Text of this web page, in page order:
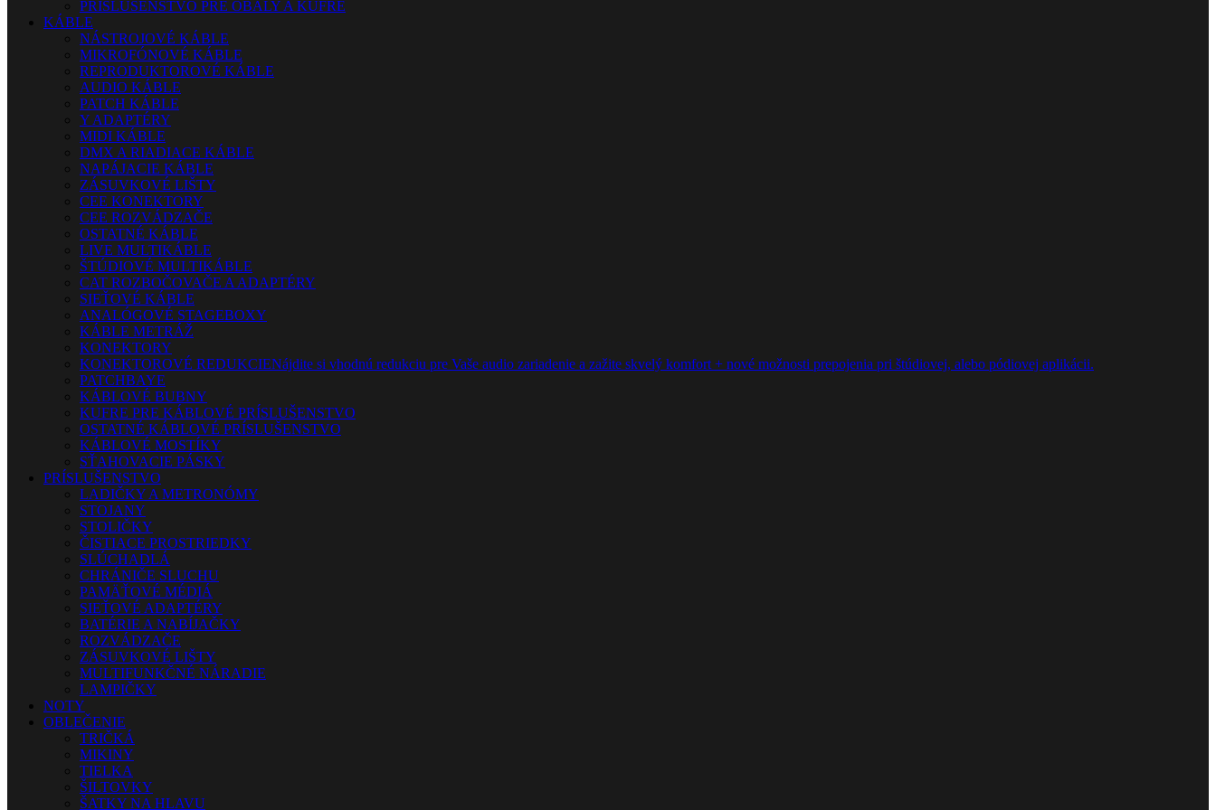
PRÍSLUŠENSTVO PRE OBALY A KUFRE
KÁBLE
NÁSTROJOVÉ KÁBLE
MIKROFÓNOVÉ KÁBLE
REPRODUKTOROVÉ KÁBLE
AUDIO KÁBLE
PATCH KÁBLE
Y ADAPTÉRY
MIDI KÁBLE
DMX A RIADIACE KÁBLE
NAPÁJACIE KÁBLE
ZÁSUVKOVÉ LIŠTY
CEE KONEKTORY
CEE ROZVÁDZAČE
OSTATNÉ KÁBLE
LIVE MULTIKÁBLE
ŠTÚDIOVÉ MULTIKÁBLE
CAT ROZBOČOVAČE A ADAPTÉRY
SIEŤOVÉ KÁBLE
ANALÓGOVÉ STAGEBOXY
KÁBLE METRÁŽ
KONEKTORY
KONEKTOROVÉ REDUKCIENájdite si vhodnú redukciu pre Vaše audio zariadenie a zažite skvelý komfort + nové možnosti prepojenia pri štúdiovej, alebo pódiovej aplikácii.
PATCHBAYE
KÁBLOVÉ BUBNY
KUFRE PRE KÁBLOVÉ PRÍSLUŠENSTVO
OSTATNÉ KÁBLOVÉ PRÍSLUŠENSTVO
KÁBLOVÉ MOSTÍKY
SŤAHOVACIE PÁSKY
PRÍSLUŠENSTVO
LADIČKY A METRONÓMY
STOJANY
STOLIČKY
ČISTIACE PROSTRIEDKY
SLÚCHADLÁ
CHRÁNIČE SLUCHU
PAMÄŤOVÉ MÉDIÁ
SIEŤOVÉ ADAPTÉRY
BATÉRIE A NABÍJAČKY
ROZVÁDZAČE
ZÁSUVKOVÉ LIŠTY
MULTIFUNKČNÉ NÁRADIE
LAMPIČKY
NOTY
OBLEČENIE
TRIČKÁ
MIKINY
TIELKA
ŠILTOVKY
ŠATKY NA HLAVU